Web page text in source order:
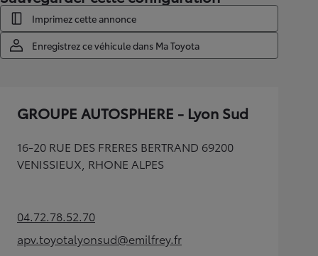
Imprimez cette annonce
Enregistrez ce véhicule dans Ma Toyota
GROUPE AUTOSPHERE - Lyon Sud
16-20 RUE DES FRERES BERTRAND 69200
VENISSIEUX, RHONE ALPES
04.72.78.52.70(Opens in new tab)
apv.toyotalyonsud@emilfrey.fr
(Opens in new tab)